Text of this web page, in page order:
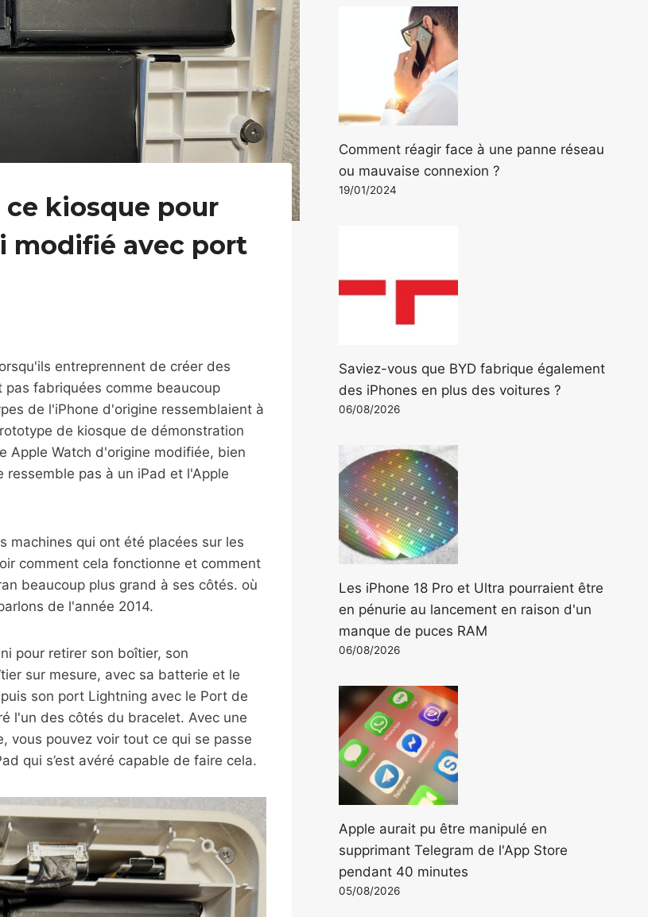
kiosque pour
modifié avec port
entreprennent de créer des
fabriquées comme beaucoup
de l'iPhone d'origine ressemblaient à
de kiosque de démonstration
Apple Watch d'origine modifiée, bien
pas à un iPad et l'Apple
machines qui ont été placées sur les
comment cela fonctionne et comment
beaucoup plus grand à ses côtés. où
de l'année 2014.
pour retirer son boîtier, son
sur mesure, avec sa batterie et le
son port Lightning avec le Port de
l'un des côtés du bracelet. Avec une
vous pouvez voir tout ce qui se passe
qui s’est avéré capable de faire cela.
Comment réagir face à une panne réseau
ou mauvaise connexion ?
19/01/2024
Saviez-vous que BYD fabrique également
des iPhones en plus des voitures ?
06/08/2026
Les iPhone 18 Pro et Ultra pourraient être
en pénurie au lancement en raison d'un
manque de puces RAM
06/08/2026
Apple aurait pu être manipulé en
supprimant Telegram de l'App Store
pendant 40 minutes
05/08/2026